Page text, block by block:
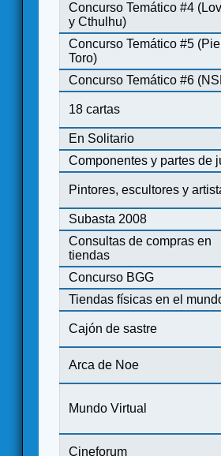
Concurso Temático #4
y Cthulhu)
Concurso Temático #5
Toro)
Concurso Temático #6
18 cartas
En Solitario
Componentes y partes de
Pintores, escultores y
Subasta 2008
Consultas de compras en
tiendas
Concurso BGG
Tiendas físicas en el
Cajón de sastre
Arca de Noe
Mundo Virtual
Cineforum